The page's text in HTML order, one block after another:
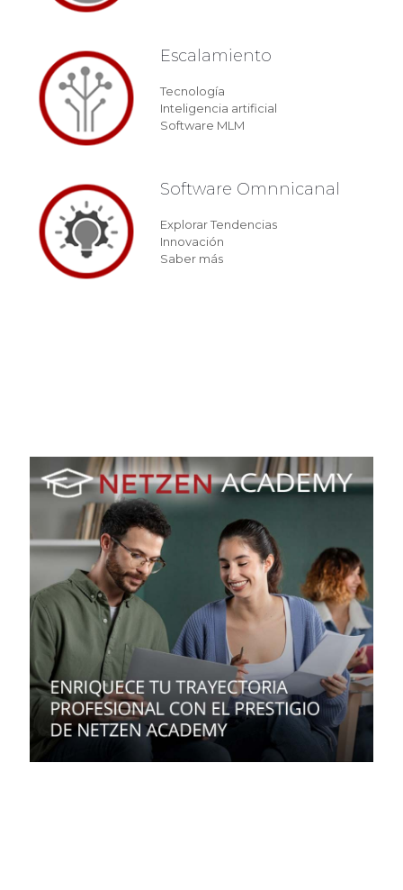
Escalamiento
Tecnología
Inteligencia artificial
Software MLM
Software Omnnicanal
Explorar Tendencias
Innovación
Saber más